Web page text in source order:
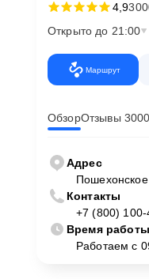
4,9
Открыто до 21:00
Маршрут
ОбзорОтзывы
Адрес
Контакты
+7 (800) 100-
Время работы
Работаем с